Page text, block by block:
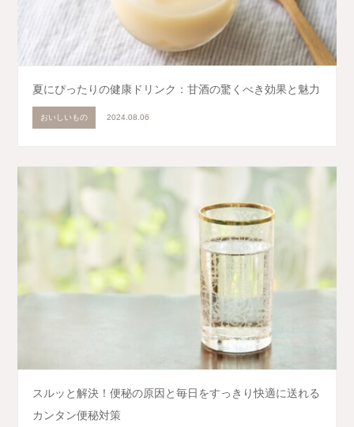
夏にぴったりの健康ドリンク：甘酒の驚くべき効果と魅力
おいしいもの 2024.08.06
スルッと解決！便秘の原因と毎日をすっきり快適に送れる
カンタン便秘対策